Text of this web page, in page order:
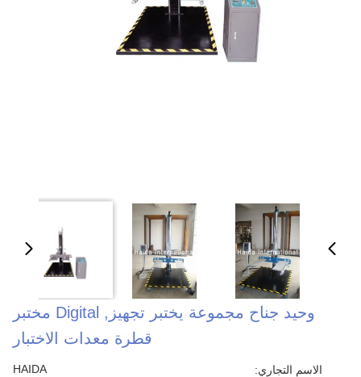
وحيد جناح مجموعة يختبر تجهيز, Digital مختبر
قطرة معدات الاختبار
الاسم التجاري: HAIDA